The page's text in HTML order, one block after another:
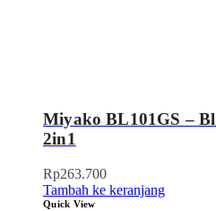
Miyako BL101GS –
2in1
Rp263.700
Tambah ke keranjang
Quick View